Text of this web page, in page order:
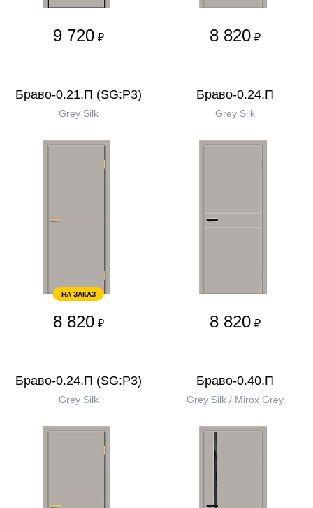
9 720 ₽ 8 820 ₽
Браво-0.21.П (SG:P3)
Grey Silk
НА ЗАКАЗ
8 820 ₽
Браво-0.24.П
Grey Silk
8 820 ₽
Браво-0.24.П (SG:P3)
Grey Silk
Браво-0.40.П
Grey Silk / Mirox Grey